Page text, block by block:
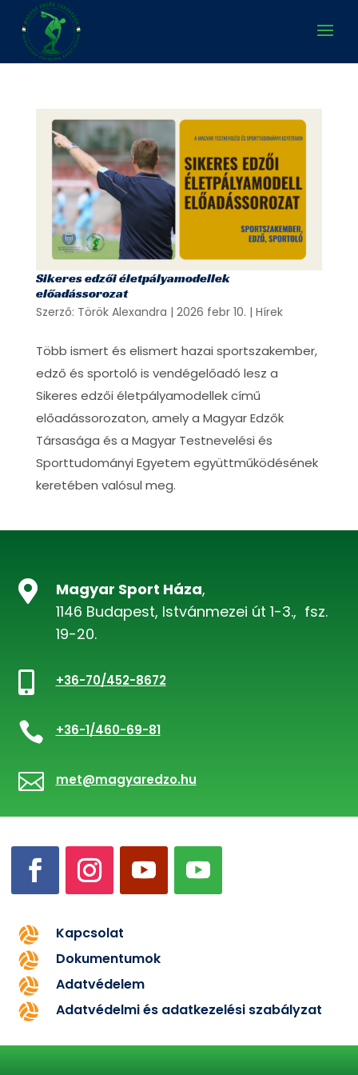
Sikeres edzői életpályamodellek
előadássorozat
Szerző: Török Alexandra | 2026 febr 10. | Hírek
Több ismert és elismert hazai sportszakember,
edző és sportoló is vendégelőadó lesz a
Sikeres edzői életpályamodellek című
előadássorozaton, amely a Magyar Edzők
Társasága és a Magyar Testnevelési és
Sporttudományi Egyetem együttműködésének
keretében valósul meg.
 Magyar Sport Háza,
1146 Budapest, Istvánmezei út 1-3., fsz.
19-20.
 +36-70/452-8672
 +36-1/460-69-81
 met@magyaredzo.hu
 Kapcsolat
 Dokumentumok
 Adatvédelem
 Adatvédelmi és adatkezelési szabályzat